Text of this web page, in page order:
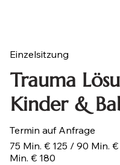
Einzelsitzung
Trauma
Kinder &
Termin auf Anfrage
75 Min. € 125 / 90 Min.
Min. € 180